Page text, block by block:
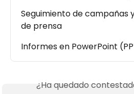
Seguimiento de campañas
de prensa
Informes en PowerPoint
¿Ha quedado